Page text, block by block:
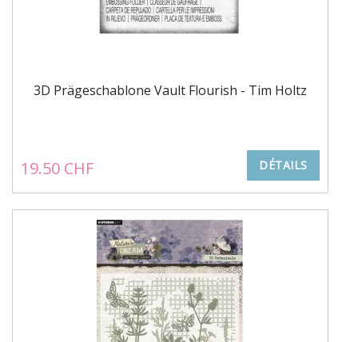
3D Prägeschablone Vault Flourish - Tim Holtz
19.50 CHF DÉTAILS